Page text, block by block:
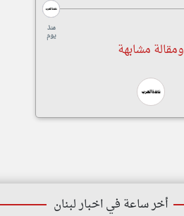
منذ
يوم
ومقالة مشابهة
أخر ساعة في اخبار لبنان